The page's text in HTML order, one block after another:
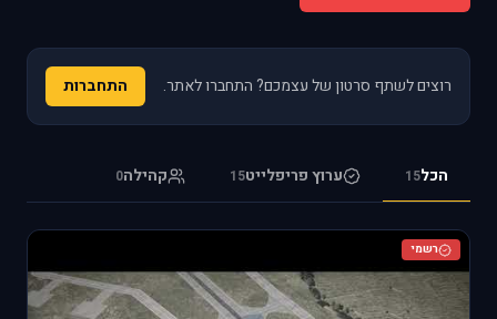
רוצים לשתף סרטון של עצמכם? התחברו לאתר. התחברות
הכל15 ערוץ פריפלייט15 קהילה0
רשמי